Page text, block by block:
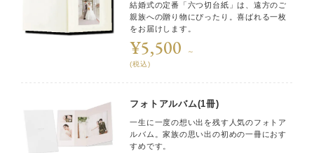
結婚式の定番「六つ切台紙」は、遠方のご
親族への贈り物にぴったり。喜ばれる一枚
をお届けします。
¥5,500
～
(税込)
フォトアルバム(1冊)
一生に一度の想い出を残す人気のフォトア
ルバム。家族の思い出の初めの一冊におす
すめです。